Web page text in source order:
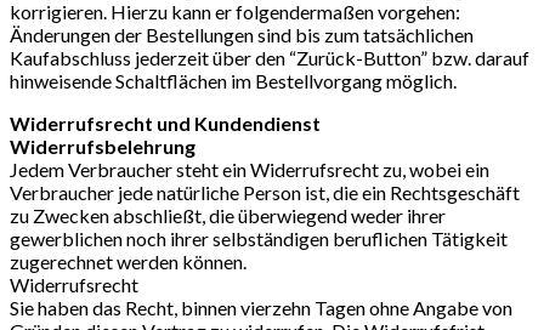
korrigieren. Hierzu kann er folgendermaßen vorgehen:
Änderungen der Bestellungen sind bis zum tatsächlichen
Kaufabschluss jederzeit über den “Zurück-Button” bzw. darauf
hinweisende Schaltflächen im Bestellvorgang möglich.
Widerrufsrecht und Kundendienst
Widerrufsbelehrung
Jedem Verbraucher steht ein Widerrufsrecht zu, wobei ein
Verbraucher jede natürliche Person ist, die ein Rechtsgeschäft
zu Zwecken abschließt, die überwiegend weder ihrer
gewerblichen noch ihrer selbständigen beruflichen Tätigkeit
zugerechnet werden können.
Widerrufsrecht
Sie haben das Recht, binnen vierzehn Tagen ohne Angabe von